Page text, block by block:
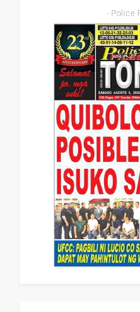
- Police